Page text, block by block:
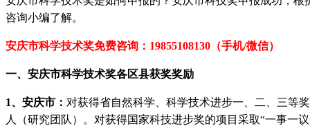
咨询小编了解。
安庆市科学技术奖免费咨询： 19855108130（手机/微信）
一、 安庆市科学技术奖各区县获奖奖励
1、 安庆市： 对获得省自然科学、科学技术进步一、二、三等
人（研究团队）。对获得国家科技进步奖的项目采取“一事一